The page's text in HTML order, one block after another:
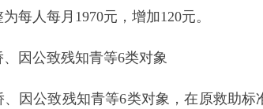
每人每月1970元，增加120元。
因公致残知青等6类对象
、因公致残知青等6类对象，在原救助